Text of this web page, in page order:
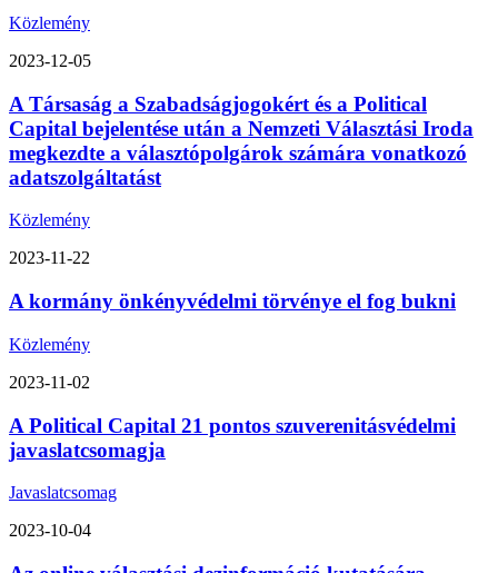
Közlemény
2023-12-05
A Társaság a Szabadságjogokért és a Political
Capital bejelentése után a Nemzeti Választási Iroda
megkezdte a választópolgárok számára vonatkozó
adatszolgáltatást
Közlemény
2023-11-22
A kormány önkényvédelmi törvénye el fog bukni
Közlemény
2023-11-02
A Political Capital 21 pontos szuverenitásvédelmi
javaslatcsomagja
Javaslatcsomag
2023-10-04